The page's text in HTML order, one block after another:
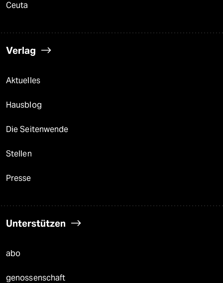
Ceuta
Verlag
Aktuelles
Hausblog
Die Seitenwende
Stellen
Presse
Unterstützen
abo
genossenschaft